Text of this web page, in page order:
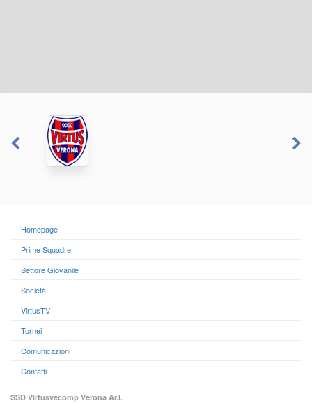
Homepage
Prime Squadre
Settore Giovanile
Società
VirtusTV
Tornei
Comunicazioni
Contatti
SSD Virtusvecomp Verona Ar.l.